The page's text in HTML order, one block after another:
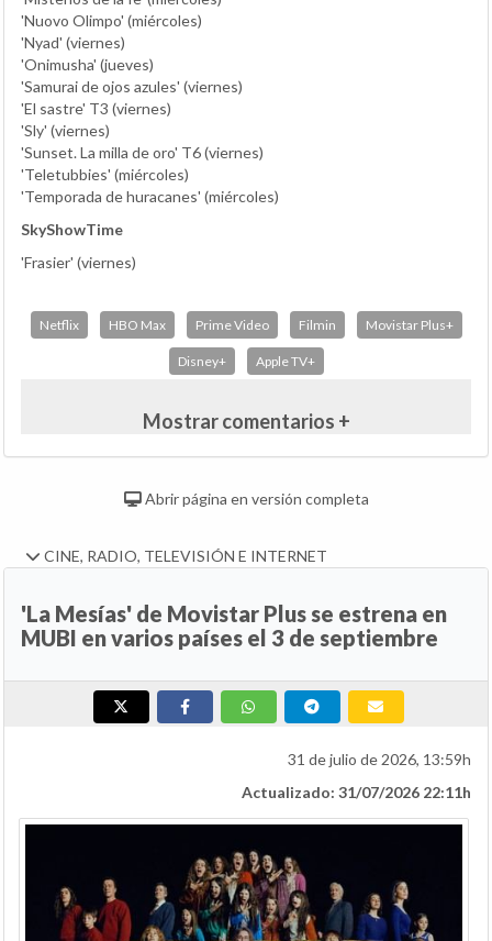
'Nuovo Olimpo' (miércoles)
'Nyad' (viernes)
'Onimusha' (jueves)
'Samurai de ojos azules' (viernes)
'El sastre' T3 (viernes)
'Sly' (viernes)
'Sunset. La milla de oro' T6 (viernes)
'Teletubbies' (miércoles)
'Temporada de huracanes' (miércoles)
SkyShowTime
'Frasier' (viernes)
Netflix HBO Max Prime Video Filmin Movistar Plus+
Disney+ Apple TV+
Mostrar comentarios +
Abrir página en versión completa
CINE, RADIO, TELEVISIÓN E INTERNET
'La Mesías' de Movistar Plus se estrena en
MUBI en varios países el 3 de septiembre
31 de julio de 2026, 13:59h
Actualizado: 31/07/2026 22:11h